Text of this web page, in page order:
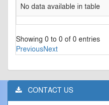
No data available in table
Showing 0 to 0 of 0 entries
PreviousNext
CONTACT US